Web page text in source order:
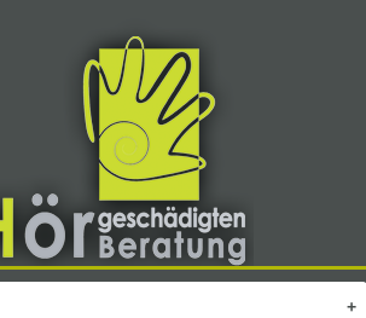
+